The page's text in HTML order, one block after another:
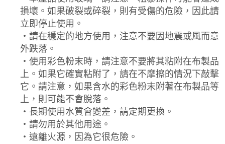
損壞。如果破裂或碎裂，則有受傷的危險，因此請
立即停止使用。
・請在穩定的地方使用，注意不要因地震或風而意
外跌落。
・使用彩色粉末時，請注意不要將其粘附在布製品
上。如果它確實粘附了，請在不摩擦的情況下敲擊
它。請注意，如果含水的彩色粉末附著在布製品等
上，則可能不會脫落。
・長期使用水質會變差，請定期更換。
・請勿用於其他用途。
・遠離火源，因為它很危險。